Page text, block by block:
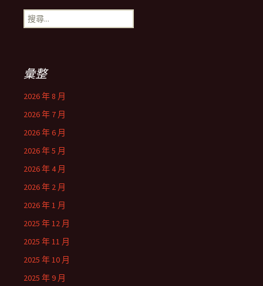
搜
尋
彙整
2026 年 8 月
2026 年 7 月
2026 年 6 月
2026 年 5 月
2026 年 4 月
2026 年 2 月
2026 年 1 月
2025 年 12 月
2025 年 11 月
2025 年 10 月
2025 年 9 月